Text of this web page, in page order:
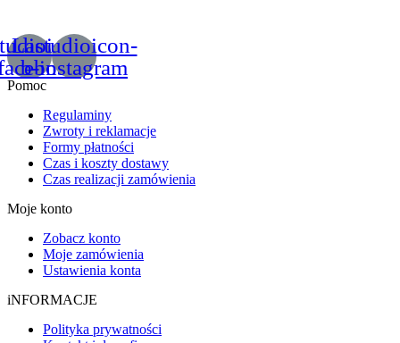
Lastudioicon-
b-instagram
Pomoc
Regulaminy
Zwroty i reklamacje
Formy płatności
Czas i koszty dostawy
Czas realizacji zamówienia
Moje konto
Zobacz konto
Moje zamówienia
Ustawienia konta
iNFORMACJE
Polityka prywatności